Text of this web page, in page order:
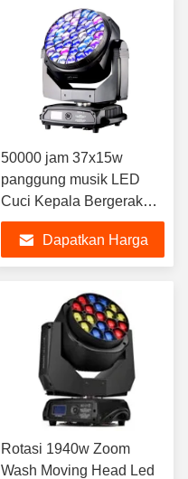
50000 jam 37x15w
panggung musik LED
Cuci Kepala Bergerak
Sudut Zoom 4-60 Derajat
Dapatkan Harga
Rotasi 1940w Zoom
Wash Moving Head Led